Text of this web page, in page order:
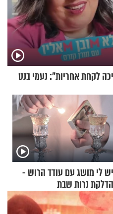
לקחת אחריות": נעמי בנט
יש לי מושג עם עודד הרוש -
הדלקת נרות שבת